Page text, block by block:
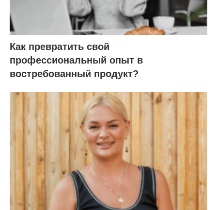
Как превратить свой
профессиональный опыт в
востребованный продукт?